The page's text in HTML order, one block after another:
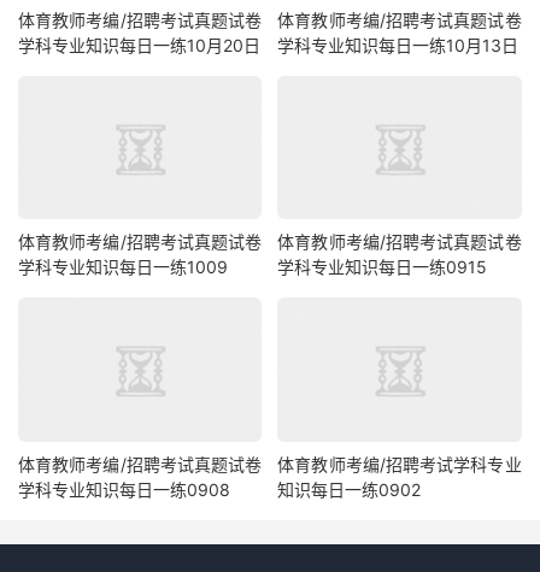
体育教师考编/招聘考试真题试卷
学科专业知识每日一练10月20日
体育教师考编/招聘考试真题试卷
学科专业知识每日一练10月13日
体育教师考编/招聘考试真题试卷
学科专业知识每日一练1009
体育教师考编/招聘考试真题试卷
学科专业知识每日一练0915
体育教师考编/招聘考试真题试卷
学科专业知识每日一练0908
体育教师考编/招聘考试学科专业
知识每日一练0902